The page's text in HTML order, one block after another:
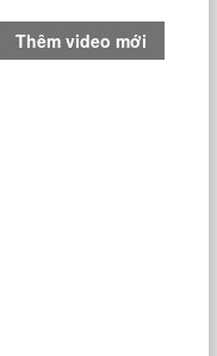
Thêm video mới